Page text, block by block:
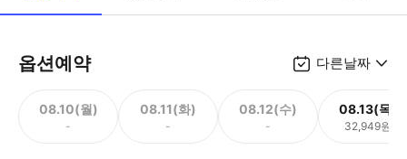
옵션예약 다른날짜
08.10(월)
-
08.11(화)
-
08.12(수)
-
08.13(목)
32,949원